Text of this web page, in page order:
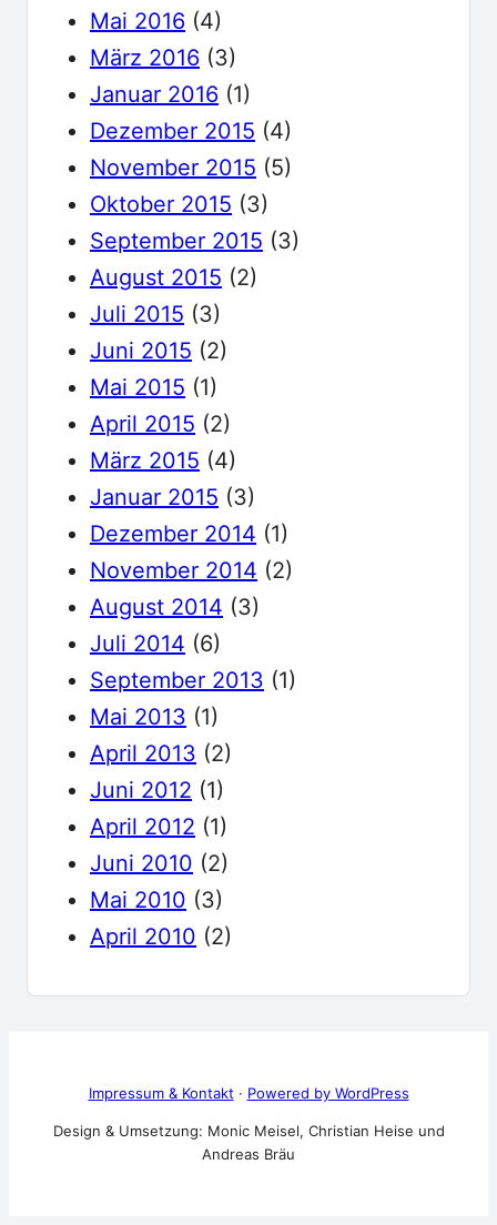
Mai 2016 (4)
März 2016 (3)
Januar 2016 (1)
Dezember 2015 (4)
November 2015 (5)
Oktober 2015 (3)
September 2015 (3)
August 2015 (2)
Juli 2015 (3)
Juni 2015 (2)
Mai 2015 (1)
April 2015 (2)
März 2015 (4)
Januar 2015 (3)
Dezember 2014 (1)
November 2014 (2)
August 2014 (3)
Juli 2014 (6)
September 2013 (1)
Mai 2013 (1)
April 2013 (2)
Juni 2012 (1)
April 2012 (1)
Juni 2010 (2)
Mai 2010 (3)
April 2010 (2)
Impressum & Kontakt· Powered by WordPress
Design & Umsetzung: Monic Meisel, Christian Heise und
Andreas Bräu